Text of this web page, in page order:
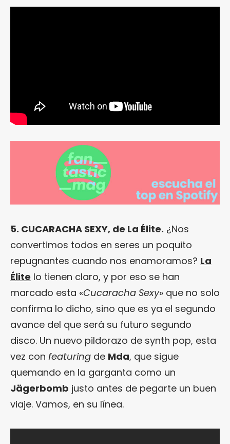
5. CUCARACHA SEXY, de La Élite. ¿Nos
convertimos todos en seres un poquito
repugnantes cuando nos enamoramos? La
Élite lo tienen claro, y por eso se han
marcado esta «Cucaracha Sexy» que no solo
confirma lo dicho, sino que es ya el segundo
avance del que será su futuro segundo
disco. Un nuevo pildorazo de synth pop, esta
vez con featuring de Mda, que sigue
quemando en la garganta como un
Jägerbomb justo antes de pegarte un buen
viaje. Vamos, en su línea.